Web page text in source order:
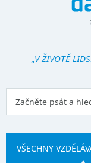
„V ŽIVOTĚ
VŠECHNY